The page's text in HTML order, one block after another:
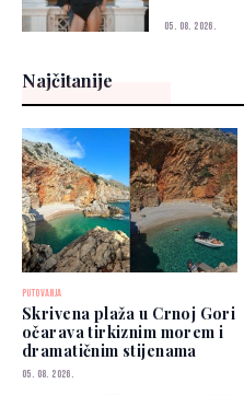
05. 08. 2026.
Najčitanije
PUTOVANJA
Skrivena plaža u Crnoj Gori
očarava tirkiznim morem i
dramatičnim stijenama
05. 08. 2026.